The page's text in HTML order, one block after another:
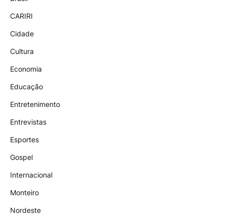
CARIRI
Cidade
Cultura
Economia
Educação
Entretenimento
Entrevistas
Esportes
Gospel
Internacional
Monteiro
Nordeste